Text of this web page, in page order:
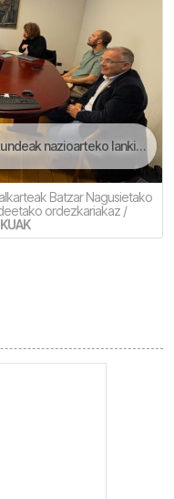
indartzeko eskatu dau | Goizeko Izarretan
Batzar Nagusietako
ordezkariakaz /